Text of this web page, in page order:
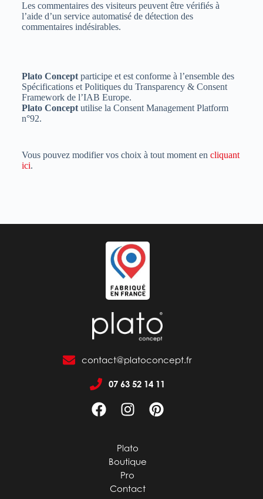
Les commentaires des visiteurs peuvent être vérifiés à
l’aide d’un service automatisé de détection des
commentaires indésirables.
Plato Conceptparticipe et est conforme à l’ensemble des
Spécifications et Politiques du Transparency & Consent
Framework de l’IAB Europe.
Plato Conceptutilise la Consent Management Platform
n°92.
Vous pouvez modifier vos choix à tout moment en cliquant
ici.
contact@platoconcept.fr
07 63 52 14 11
Plato
Boutique
Pro
Contact